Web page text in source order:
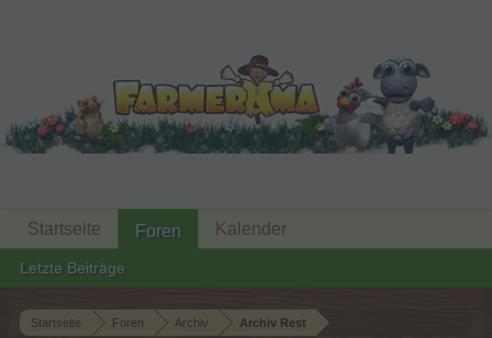
Startseite Foren Archiv Archiv Rest
Startseite Foren
Letzte Beiträge
Kalender